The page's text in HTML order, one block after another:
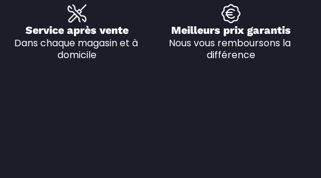
Service après vente
Dans chaque magasin et à
domicile
Meilleurs prix garantis
Nous vous remboursons la
différence